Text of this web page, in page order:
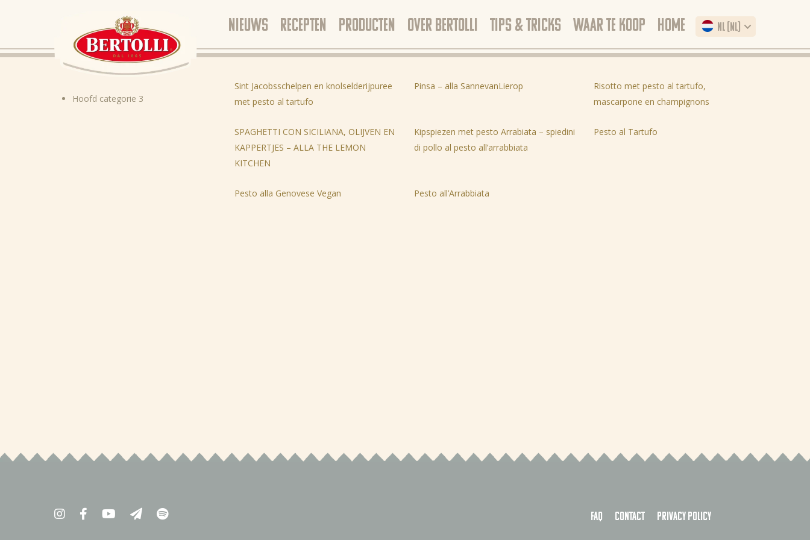
NIEUWS RECEPTEN PRODUCTEN OVER BERTOLLI TIPS & TRICKS WAAR TE KOOP HOME NL (NL)
Hoofd categorie 3
Sint Jacobsschelpen en knolselderijpuree
met pesto al tartufo
Pinsa – alla SannevanLierop
Risotto met pesto al tartufo,
mascarpone en champignons
SPAGHETTI CON SICILIANA, OLIJVEN EN
KAPPERTJES – ALLA THE LEMON
KITCHEN
Kipspiezen met pesto Arrabiata – spiedini
di pollo al pesto all’arrabbiata
Pesto al Tartufo
Pesto alla Genovese Vegan Pesto all’Arrabbiata
FAQ Contact Privacy policy